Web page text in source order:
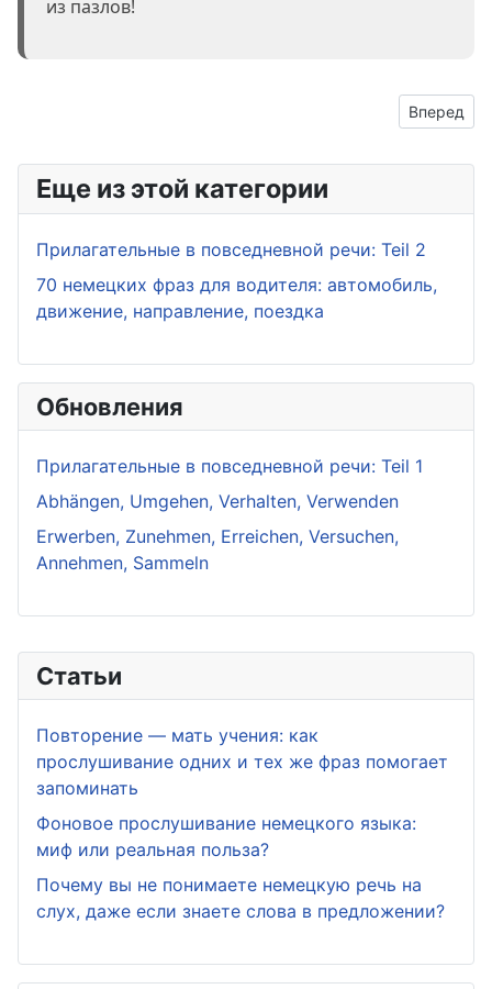
Статьи
Повторение — мать учения: как
прослушивание одних и тех же фраз помогает
запоминать
Фоновое прослушивание немецкого языка:
миф или реальная польза?
Почему вы не понимаете немецкую речь на
слух, даже если знаете слова в предложении?
из пазлов!
Вперед
Еще из этой категории
Прилагательные в повседневной речи: Teil 2
70 немецких фраз для водителя: автомобиль,
движение, направление, поездка
Обновления
Прилагательные в повседневной речи: Teil 1
Abhängen, Umgehen, Verhalten, Verwenden
Erwerben, Zunehmen, Erreichen, Versuchen,
Annehmen, Sammeln